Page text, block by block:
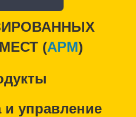
(APM)
и управление